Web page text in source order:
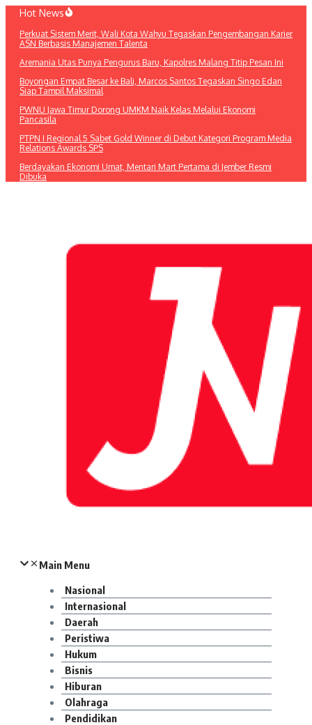
Lewati
konten
Hot News
Perkuat Sistem Merit, Wali Kota Wahyu Tegaskan Pengembangan Karier
ASN Berbasis Manajemen Talenta
Aremania Utas Punya Pengurus Baru, Kapolres Malang Titip Pesan Ini
Boyongan Empat Besar ke Bali, Marcos Santos Tegaskan Singo Edan
Siap Tampil Maksimal
PWNU Jawa Timur Dorong UMKM Naik Kelas Melalui Ekonomi
Pancasila
PTPN I Regional 5 Sabet Gold Winner di Debut Kategori Program Media
Relations Awards SPS
Berdayakan Ekonomi Umat, Mentari Mart Pertama di Jember Resmi
Dibuka
Main Menu
Nasional
Internasional
Daerah
Peristiwa
Hukum
Bisnis
Hiburan
Olahraga
Pendidikan